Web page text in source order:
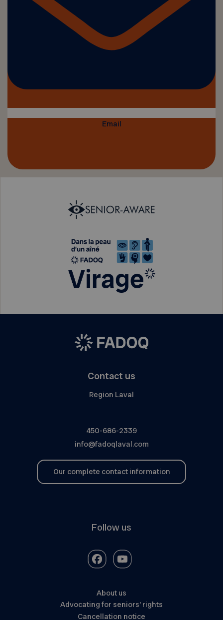
Email
Contact us
Region Laval
450-686-2339
info@fadoqlaval.com
Our complete contact information
Follow us
About us
Advocating for seniors’ rights
Cancellation notice